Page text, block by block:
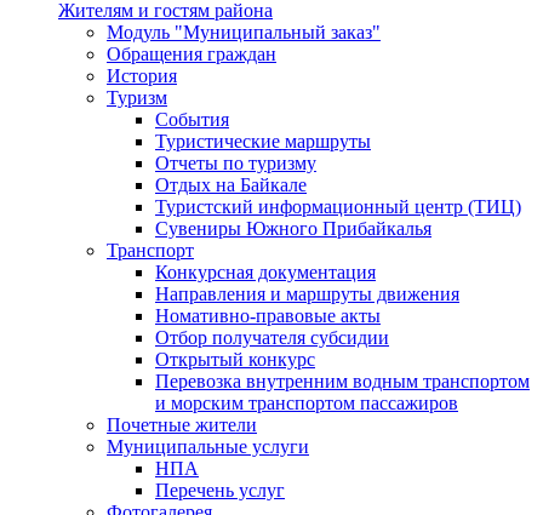
Жителям и гостям района
Модуль "Муниципальный заказ"
Обращения граждан
История
Туризм
События
Туристические маршруты
Отчеты по туризму
Отдых на Байкале
Туристский информационный центр (ТИЦ)
Сувениры Южного Прибайкалья
Транспорт
Конкурсная документация
Направления и маршруты движения
Номативно-правовые акты
Отбор получателя субсидии
Открытый конкурс
Перевозка внутренним водным транспортом
и морским транспортом пассажиров
Почетные жители
Муниципальные услуги
НПА
Перечень услуг